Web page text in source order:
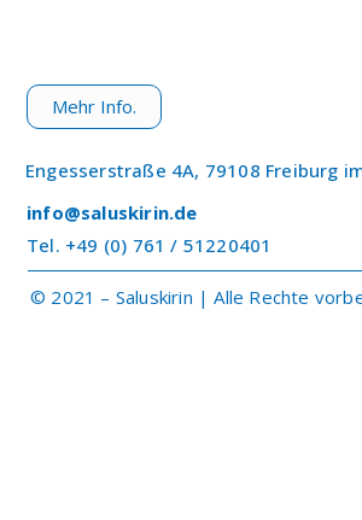
Mehr Info.
Engesserstraße 4A, 79108 Freiburg
Tel. +49 (0) 761 / 51220401
info@saluskirin.de
© 2021 – Saluskirin | Alle Rechte